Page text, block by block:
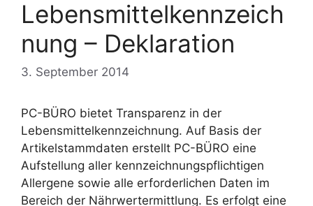
Lebensmittelkennzeich
nung – Deklaration
3. September 2014
PC-BÜRO bietet Transparenz in der
Lebensmittelkennzeichnung. Auf Basis der
Artikelstammdaten erstellt PC-BÜRO eine
Aufstellung aller kennzeichnungspflichtigen
Allergene sowie alle erforderlichen Daten im
Bereich der Nährwertermittlung. Es erfolgt eine